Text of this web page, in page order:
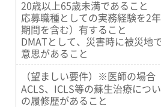
20歳以上65歳未満であること
応募職種としての実務経験を2
期間を含む）有すること
DMATとして、災害時に被災地
意思があること
（望ましい要件）※医師の場合
ACLS、ICLS等の蘇生治療につ
の履修歴があること